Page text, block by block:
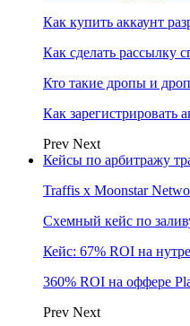
Как купить аккаунт
Как сделать рассылку
Кто такие дропы и
Как зарегистрировать
Prev Next
Кейсы по арбитражу
Traffis x Moonstar
Схемный кейс по
Кейс: 67% ROI на
360% ROI на оффере
Prev Next